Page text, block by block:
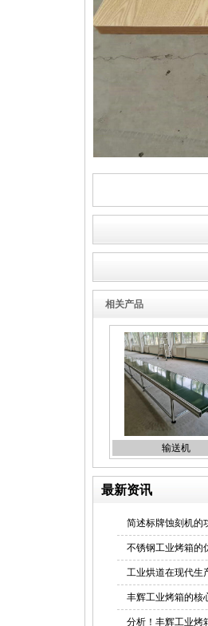
相关产品
输送机
最新资讯
简述标牌蚀刻机的
不锈钢工业烤箱的
工业烘道在现代生
丰辉工业烤箱的核
分析！丰辉工业烤